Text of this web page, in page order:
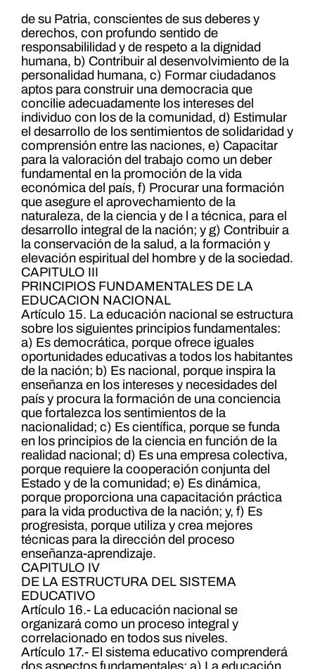
de su Patria, conscientes de sus deberes y
derechos, con profundo sentido de
responsabililidad y de respeto a la dignidad
humana, b) Contribuir al desenvolvimiento de la
personalidad humana, c) Formar ciudadanos
aptos para construir una democracia que
concilie adecuadamente los intereses del
individuo con los de la comunidad, d) Estimular
el desarrollo de los sentimientos de solidaridad y
comprensión entre las naciones, e) Capacitar
para la valoración del trabajo como un deber
fundamental en la promoción de la vida
económica del país, f) Procurar una formación
que asegure el aprovechamiento de la
naturaleza, de la ciencia y de l a técnica, para el
desarrollo integral de la nación; y g) Contribuir a
la conservación de la salud, a la formación y
elevación espiritual del hombre y de la sociedad.
CAPITULO III
PRINCIPIOS FUNDAMENTALES DE LA
EDUCACION NACIONAL
Artículo 15. La educación nacional se estructura
sobre los siguientes principios fundamentales:
a) Es democrática, porque ofrece iguales
oportunidades educativas a todos los habitantes
de la nación; b) Es nacional, porque inspira la
enseñanza en los intereses y necesidades del
país y procura la formación de una conciencia
que fortalezca los sentimientos de la
nacionalidad; c) Es científica, porque se funda
en los principios de la ciencia en función de la
realidad nacional; d) Es una empresa colectiva,
porque requiere la cooperación conjunta del
Estado y de la comunidad; e) Es dinámica,
porque proporciona una capacitación práctica
para la vida productiva de la nación; y, f) Es
progresista, porque utiliza y crea mejores
técnicas para la dirección del proceso
enseñanza-aprendizaje.
CAPITULO IV
DE LA ESTRUCTURA DEL SISTEMA
EDUCATIVO
Artículo 16.- La educación nacional se
organizará como un proceso integral y
correlacionado en todos sus niveles.
Artículo 17.- El sistema educativo comprenderá
dos aspectos fundamentales: a) La educación